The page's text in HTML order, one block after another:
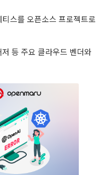
스를 오픈소스 프로젝트로
등 주요 클라우드 벤더와